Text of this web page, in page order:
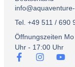
Tel. +49 511 / 690
Öffnungszeiten
Uhr - 17:00 Uhr